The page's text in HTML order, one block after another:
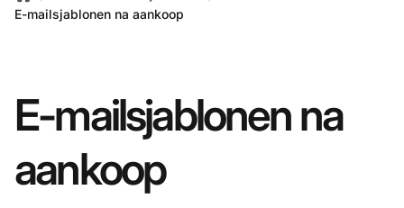
Home
E-mailsjablonen na aankoop
E-mailsjablonen na
aankoop